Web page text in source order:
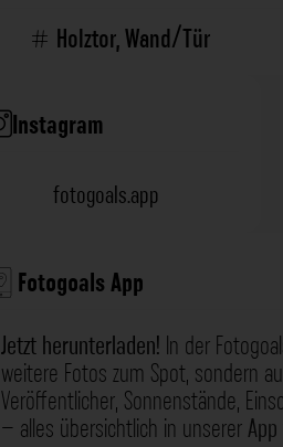
Holztor,Wand/Tür
Instagram
fotogoals.app
Fotogoals App
Jetzt herunterladen! In der
weitere Fotos zum Spot, sondern
Veröffentlicher, Sonnenstände,
– alles übersichtlich in unsererApp